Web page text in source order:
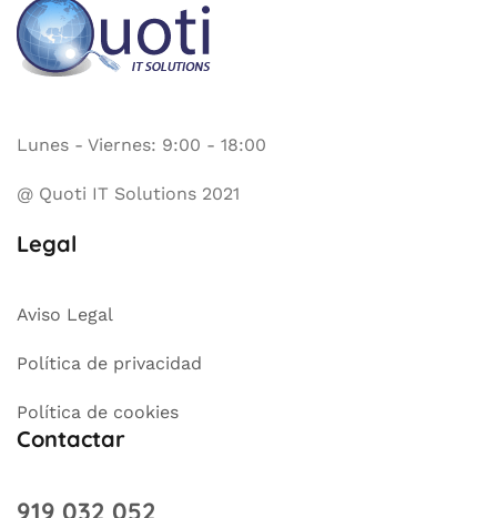
Lunes - Viernes: 9:00 - 18:00
@ Quoti IT Solutions 2021
Legal
Aviso Legal
Política de privacidad
Política de cookies
Contactar
919 032 052